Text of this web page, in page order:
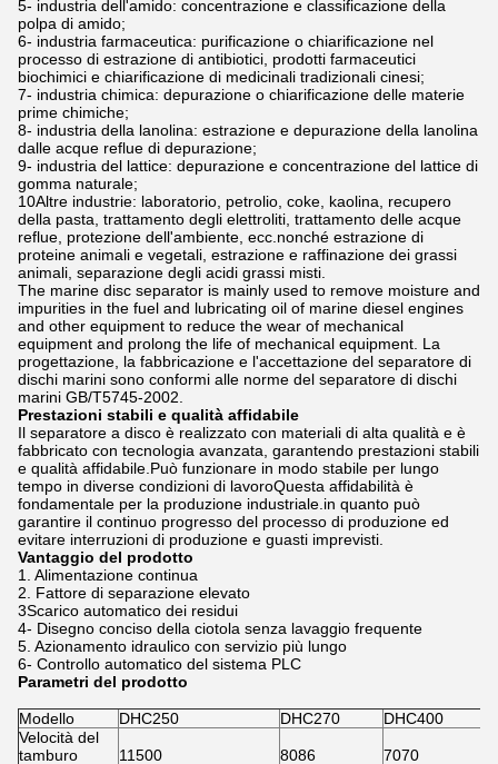
5- industria dell'amido: concentrazione e classificazione della
polpa di amido;
6- industria farmaceutica: purificazione o chiarificazione nel
processo di estrazione di antibiotici, prodotti farmaceutici
biochimici e chiarificazione di medicinali tradizionali cinesi;
7- industria chimica: depurazione o chiarificazione delle materie
prime chimiche;
8- industria della lanolina: estrazione e depurazione della lanolina
dalle acque reflue di depurazione;
9- industria del lattice: depurazione e concentrazione del lattice di
gomma naturale;
10Altre industrie: laboratorio, petrolio, coke, kaolina, recupero
della pasta, trattamento degli elettroliti, trattamento delle acque
reflue, protezione dell'ambiente, ecc.nonché estrazione di
proteine animali e vegetali, estrazione e raffinazione dei grassi
animali, separazione degli acidi grassi misti.
The marine disc separator is mainly used to remove moisture and
impurities in the fuel and lubricating oil of marine diesel engines
and other equipment to reduce the wear of mechanical
equipment and prolong the life of mechanical equipment. La
progettazione, la fabbricazione e l'accettazione del separatore di
dischi marini sono conformi alle norme del separatore di dischi
marini GB/T5745-2002.
Prestazioni stabili e qualità affidabile
Il separatore a disco è realizzato con materiali di alta qualità e è
fabbricato con tecnologia avanzata, garantendo prestazioni stabili
e qualità affidabile.Può funzionare in modo stabile per lungo
tempo in diverse condizioni di lavoroQuesta affidabilità è
fondamentale per la produzione industriale.in quanto può
garantire il continuo progresso del processo di produzione ed
evitare interruzioni di produzione e guasti imprevisti.
Vantaggio del prodotto
1. Alimentazione continua
2. Fattore di separazione elevato
3Scarico automatico dei residui
4- Disegno conciso della ciotola senza lavaggio frequente
5. Azionamento idraulico con servizio più lungo
6- Controllo automatico del sistema PLC
Parametri del prodotto
Modello DHC250 DHC270
DHC400
Velocità del
tamburo
11500 8086 7070